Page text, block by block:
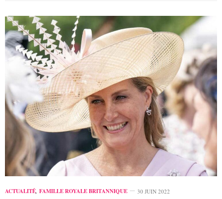
ACTUALITÉ, FAMILLE ROYALE BRITANNIQUE 30 JUIN 2022